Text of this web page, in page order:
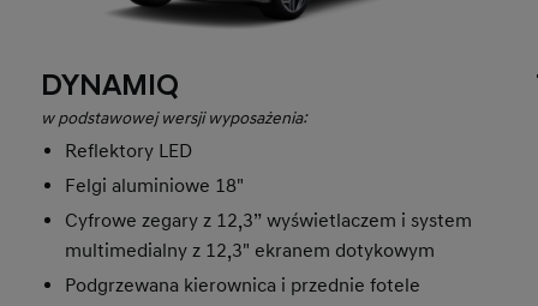
DYNAMIQ
w podstawowej wersji wyposażenia:
Reflektory LED
Felgi aluminiowe 18"
Cyfrowe zegary z 12,3” wyświetlaczem i system
multimedialny z 12,3" ekranem dotykowym
Podgrzewana kierownica i przednie fotele